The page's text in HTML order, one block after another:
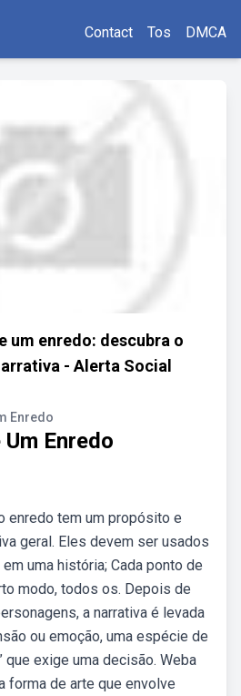
Contact Tos DMCA
um enredo: descubra o
- Alerta Social
Enredo
Enredo
enredo tem um propósito e
geral. Eles devem ser usados
uma história; Cada ponto de
modo, todos os. Depois de
a narrativa é levada
ou emoção, uma espécie de
que exige uma decisão. Weba
forma de arte que envolve